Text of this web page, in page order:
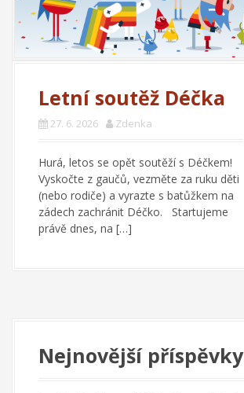
Letní soutěž Déčka
27. 6. 2026 Zdenka
Hurá, letos se opět soutěží s Déčkem!
Vyskočte z gaučů, vezměte za ruku děti
(nebo rodiče) a vyrazte s batůžkem na
zádech zachránit Déčko. Startujeme
právě dnes, na […]
Nejnovější příspěvky